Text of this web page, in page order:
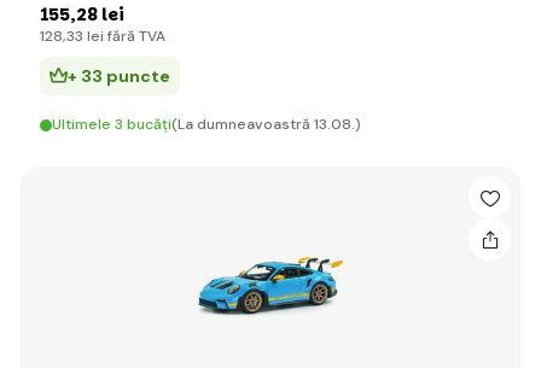
155,28 lei
128,33 lei fără TVA
+ 33 puncte
Ultimele 3 bucăți(La dumneavoastră 13.08.)